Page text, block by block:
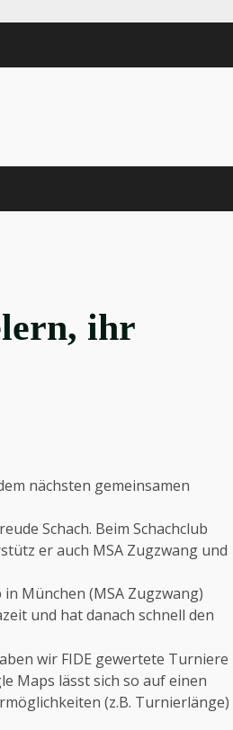
ihr
nächsten gemeinsamen
Schach. Beim Schachclub
er auch MSA Zugzwang und
München (MSA Zugzwang)
und hat danach schnell den
wir FIDE gewertete Turniere
Maps lässt sich so auf einen
(z.B. Turnierlänge)